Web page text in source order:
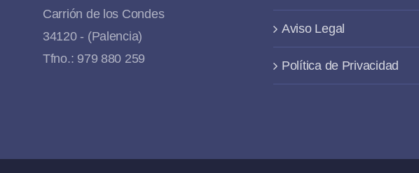
Carrión de los Condes
34120 - (Palencia)
Tfno.: 979 880 259
Aviso Legal
Política de Privacidad